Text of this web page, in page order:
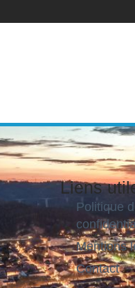
Liens
Politique
Mentions
Contact